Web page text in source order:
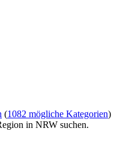
(1082 mögliche Kategorien)
in NRW suchen.